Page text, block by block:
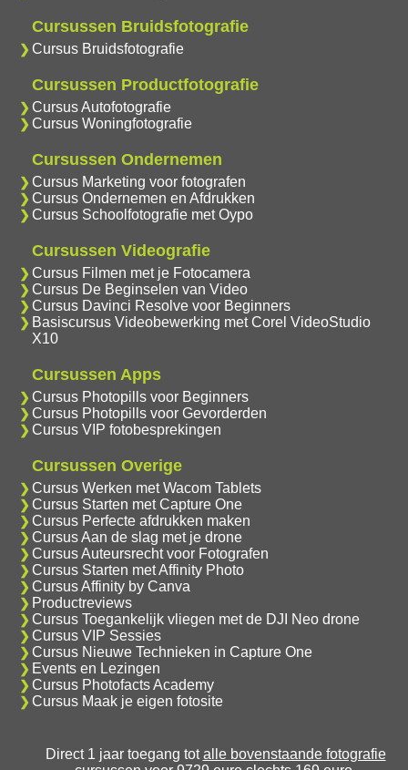
Cursussen Bruidsfotografie
Cursus Bruidsfotografie
Cursussen Productfotografie
Cursus Autofotografie
Cursus Woningfotografie
Cursussen Ondernemen
Cursus Marketing voor fotografen
Cursus Ondernemen en Afdrukken
Cursus Schoolfotografie met Oypo
Cursussen Videografie
Cursus Filmen met je Fotocamera
Cursus De Beginselen van Video
Cursus Davinci Resolve voor Beginners
Basiscursus Videobewerking met Corel VideoStudio
X10
Cursussen Apps
Cursus Photopills voor Beginners
Cursus Photopills voor Gevorderden
Cursus VIP fotobesprekingen
Cursussen Overige
Cursus Werken met Wacom Tablets
Cursus Starten met Capture One
Cursus Perfecte afdrukken maken
Cursus Aan de slag met je drone
Cursus Auteursrecht voor Fotografen
Cursus Starten met Affinity Photo
Cursus Affinity by Canva
Productreviews
Cursus Toegankelijk vliegen met de DJI Neo drone
Cursus VIP Sessies
Cursus Nieuwe Technieken in Capture One
Events en Lezingen
Cursus Photofacts Academy
Cursus Maak je eigen fotosite
Direct 1 jaar toegang totalle bovenstaande fotografie